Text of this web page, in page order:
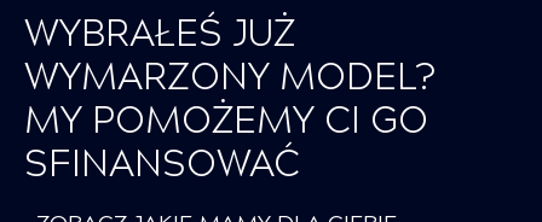
WYBRAŁEŚ JUŻ
WYMARZONY MODEL?
MY POMOŻEMY CI GO
SFINANSOWAĆ